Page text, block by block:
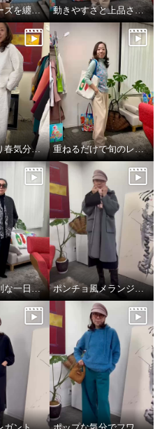
香り立つローズを纏う、エフォートレスワンピース 動きやすさと上品さ、どちらも大切にした大人スタイル
気分を先取り春気分コーデ^_^ 重ねるだけで旬のレイヤードスタイル完成👌
日常から特別な一日まで。表現を変えるエレガンス❣️